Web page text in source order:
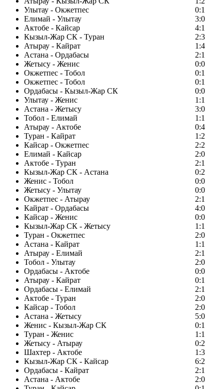
Улытау - Окжетпес
0:1
Елимай - Улытау
3:0
Актобе - Кайсар
4:1
Кызыл-Жар СК - Туран
2:3
Атырау - Кайрат
1:4
Астана - Ордабасы
2:1
Жетысу - Женис
0:0
Окжетпес - Тобол
0:1
Окжетпес - Тобол
0:1
Ордабасы - Кызыл-Жар СК
0:0
Улытау - Женис
1:1
Астана - Жетысу
3:0
Тобол - Елимай
1:1
Атырау - Актобе
0:4
Туран - Кайрат
1:2
Кайсар - Окжетпес
2:2
Елимай - Кайсар
2:0
Актобе - Туран
2:1
Кызыл-Жар СК - Астана
0:2
Женис - Тобол
0:0
Жетысу - Улытау
0:0
Окжетпес - Атырау
2:1
Кайрат - Ордабасы
4:0
Кайсар - Женис
0:0
Кызыл-Жар СК - Жетысу
1:1
Туран - Окжетпес
2:0
Астана - Кайрат
1:1
Атырау - Елимай
2:1
Тобол - Улытау
2:0
Ордабасы - Актобе
0:0
Атырау - Кайрат
0:1
Ордабасы - Елимай
2:1
Актобе - Туран
2:0
Кайсар - Тобол
2:0
Астана - Жетысу
5:0
Женис - Кызыл-Жар СК
0:1
Туран - Женис
1:1
Жетысу - Атырау
0:2
Шахтер - Актобе
1:3
Кызыл-Жар СК - Кайсар
6:2
Ордабасы - Кайрат
2:1
Астана - Актобе
2:0